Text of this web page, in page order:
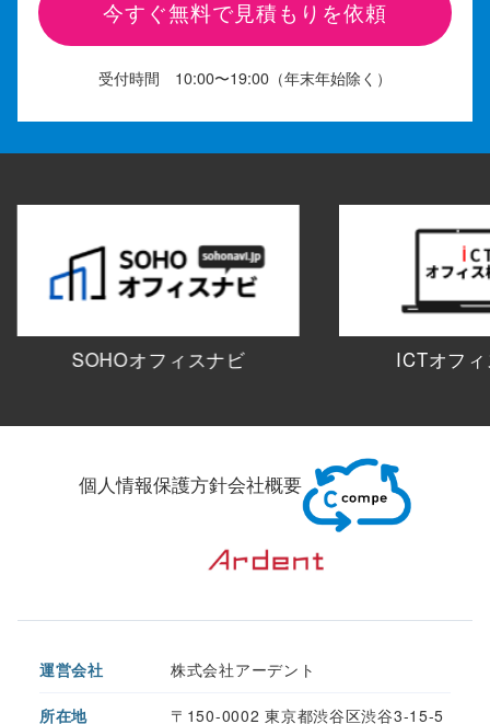
今すぐ無料で見積もりを依頼
受付時間 10:00〜19:00（年末年始除く）
SOHOオフィスナビ ICTオフ
個人情報保護方針会社概要
運営会社 株式会社アーデント
所在地 〒150-0002 東京都渋谷区渋谷3-15-5